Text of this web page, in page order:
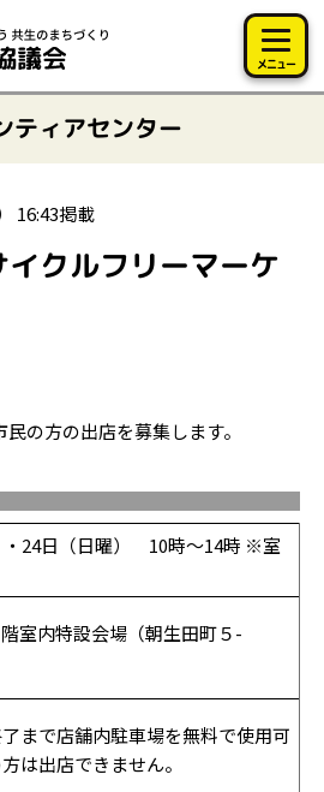
メニュー
ティアセンター
16:43掲載
クルフリーマーケ
の方の出店を募集します。
・24日（日曜） 10時～14時 ※室
室内特設会場（朝生田町５-
まで店舗内駐車場を無料で使用可
は出店できません。